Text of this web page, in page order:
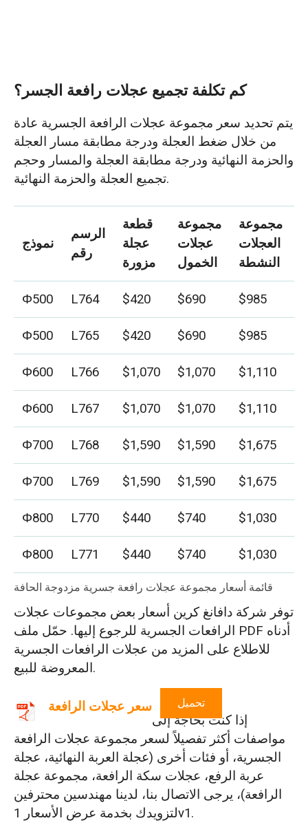
كم تكلفة تجميع عجلات رافعة الجسر؟
يتم تحديد سعر مجموعة عجلات الرافعة الجسرية عادة
من خلال ضغط العجلة ودرجة مطابقة مسار العجلة
والحزمة النهائية ودرجة مطابقة العجلة والمسار وحجم
تجميع العجلة والحزمة النهائية.
نموذج
الرسم
رقم
قطعة
عجلة
مزورة
مجموعة
عجلات
الخمول
مجموعة
العجلات
النشطة
Φ500
L764 $420 $690
$985
Φ500
L765 $420 $690
$985
Φ600
L766 $1,070 $1,070
$1,110
Φ600
L767 $1,070 $1,070
$1,110
Φ700
L768 $1,590 $1,590
$1,675
Φ700
L769 $1,590 $1,590
$1,675
Φ800
L770 $440 $740
$1,030
Φ800
L771 $440 $740 $1,030
قائمة أسعار مجموعة عجلات رافعة جسرية مزدوجة الحافة
توفر شركة دافانغ كرين أسعار بعض مجموعات عجلات
الرافعات الجسرية للرجوع إليها. حمّل ملف PDF أدناه
للاطلاع على المزيد من عجلات الرافعات الجسرية
المعروضة للبيع.
سعر عجلات الرافعة تحميل
إذا كنت بحاجة إلى
مواصفات أكثر تفصيلاً لسعر مجموعة عجلات الرافعة
الجسرية، أو فئات أخرى (عجلة العربة النهائية، عجلة
عربة الرفع، عجلات سكة الرافعة، مجموعة عجلة
الرافعة)، يرجى الاتصال بنا، لدينا مهندسين محترفين
لتزويدك بخدمة عرض الأسعار 1v1.